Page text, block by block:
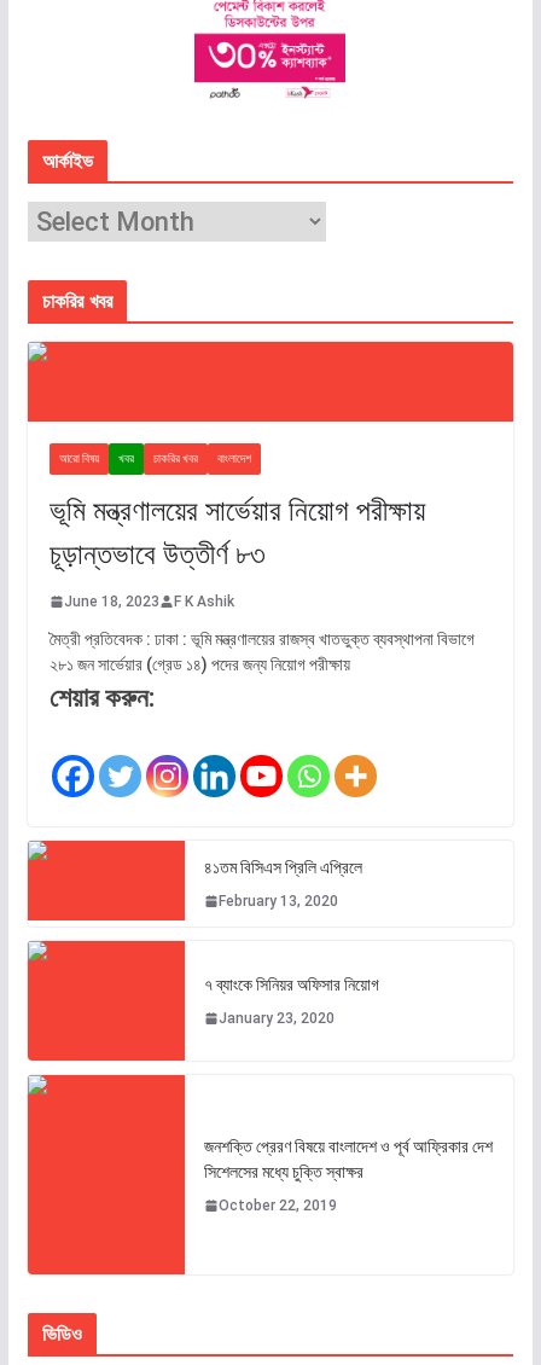
আর্কাইভ
চাকরির খবর
আরো বিষয় খবর চাকরির খবর বাংলাদেশ
ভূমি মন্ত্রণালয়ের সার্ভেয়ার নিয়োগ পরীক্ষায়
চূড়ান্তভাবে উত্তীর্ণ ৮৩
June 18, 2023 F K Ashik
মৈত্রী প্রতিবেদক : ঢাকা : ভূমি মন্ত্রণালয়ের রাজস্ব খাতভুক্ত ব্যবস্থাপনা বিভাগে
২৮১ জন সার্ভেয়ার (গ্রেড ১৪) পদের জন্য নিয়োগ পরীক্ষায়
শেয়ার করুন:
৪১তম বিসিএস প্রিলি এপ্রিলে
February 13, 2020
৭ ব্যাংকে সিনিয়র অফিসার নিয়োগ
January 23, 2020
জনশক্তি প্রেরণ বিষয়ে বাংলাদেশ ও পূর্ব আফ্রিকার দেশ
সিশেলসের মধ্যে চুক্তি স্বাক্ষর
October 22, 2019
ভিডিও